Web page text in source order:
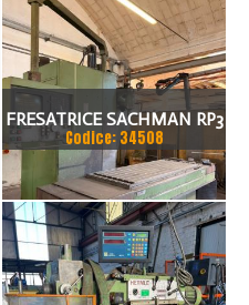
FRESATRICE SACHMAN RP3
Codice: 34508